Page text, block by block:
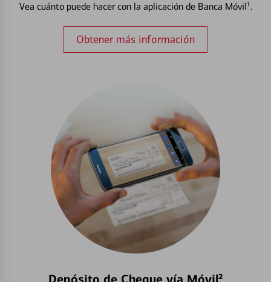
Vea cuánto puede hacer con la aplicación de Banca Móvil¹.
Obtener más información